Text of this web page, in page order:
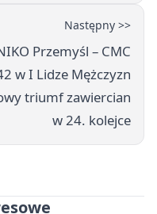
Następny >>
Przemyśl – CMC
w I Lidze Mężczyzn
triumf zawiercian
w 24. kolejce